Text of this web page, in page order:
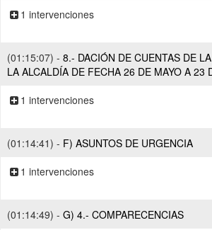
1 intervenciones
(01:15:07) - 8.- DACIÓN DE CUENTAS DE
LA ALCALDÍA DE FECHA 26 DE MAYO A 23
1 intervenciones
(01:14:41) - F) ASUNTOS DE URGENCIA
1 intervenciones
(01:14:49) - G) 4.- COMPARECENCIAS